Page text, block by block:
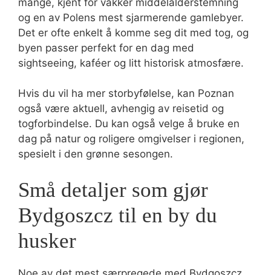
og en av Polens mest sjarmerende gamlebyer.
Det er ofte enkelt å komme seg dit med tog, og
byen passer perfekt for en dag med
sightseeing, kaféer og litt historisk atmosfære.
Hvis du vil ha mer storbyfølelse, kan Poznan
også være aktuell, avhengig av reisetid og
togforbindelse. Du kan også velge å bruke en
dag på natur og roligere omgivelser i regionen,
spesielt i den grønne sesongen.
Små detaljer som gjør
Bydgoszcz til en by du
husker